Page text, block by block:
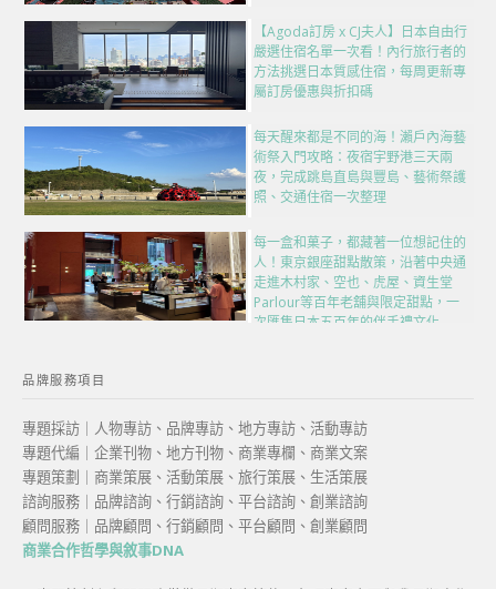
【Agoda訂房 x CJ夫人】日本自由行
嚴選住宿名單一次看！內行旅行者的
方法挑選日本質感住宿，每周更新專
屬訂房優惠與折扣碼
每天醒來都是不同的海！瀨戶內海藝
術祭入門攻略：夜宿宇野港三天兩
夜，完成跳島直島與豐島、藝術祭護
照、交通住宿一次整理
每一盒和菓子，都藏著一位想記住的
人！東京銀座甜點散策，沿著中央通
走進木村家、空也、虎屋、資生堂
Parlour等百年老舖與限定甜點，一
次匯集日本五百年的伴手禮文化
品牌服務項目
專題採訪｜人物專訪、品牌專訪、地方專訪、活動專訪
專題代編｜企業刊物、地方刊物、商業專欄、商業文案
專題策劃｜商業策展、活動策展、旅行策展、生活策展
諮詢服務｜品牌諮詢、行銷諮詢、平台諮詢、創業諮詢
顧問服務｜品牌顧問、行銷顧問、平台顧問、創業顧問
商業合作哲學與敘事DNA